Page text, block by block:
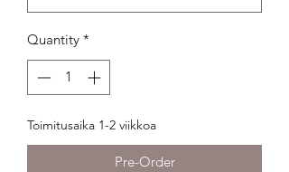
Quantity *
Toimitusaika 1-2 viikkoa
Pre-Order